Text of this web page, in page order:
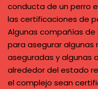
conducta de un perro
las certificaciones de
Algunas compañías
para asegurar algunas
aseguradas y algunas
alrededor del estado
el complejo sean